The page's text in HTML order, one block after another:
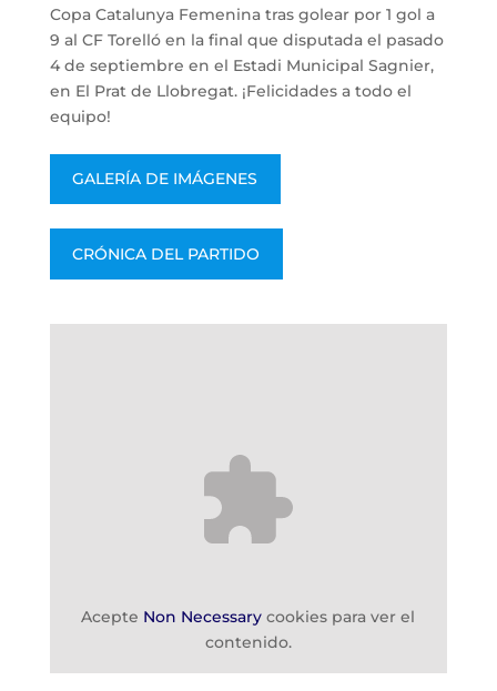
Copa Catalunya Femenina tras golear por 1 gol a
9 al CF Torelló en la final que disputada el pasado
4 de septiembre en el Estadi Municipal Sagnier,
en El Prat de Llobregat. ¡Felicidades a todo el
equipo!
GALERÍA DE IMÁGENES
CRÓNICA DEL PARTIDO
Acepte Non Necessary cookies para ver el
contenido.